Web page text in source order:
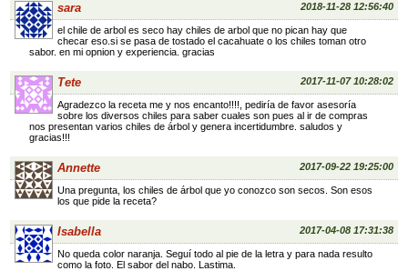
sara 2018-11-28 12:56:40
el chile de arbol es seco hay chiles de arbol que no pican hay que
checar eso.si se pasa de tostado el cacahuate o los chiles toman otro
sabor. en mi opnion y experiencia. gracias
Tete 2017-11-07 10:28:02
Agradezco la receta me y nos encanto!!!!, pediría de favor asesoría
sobre los diversos chiles para saber cuales son pues al ir de compras
nos presentan varios chiles de árbol y genera incertidumbre. saludos y
gracias!!!
Annette 2017-09-22 19:25:00
Una pregunta, los chiles de árbol que yo conozco son secos. Son esos
los que pide la receta?
Isabella 2017-04-08 17:31:38
No queda color naranja. Seguí todo al pie de la letra y para nada resulto
como la foto. El sabor del nabo. Lastima.